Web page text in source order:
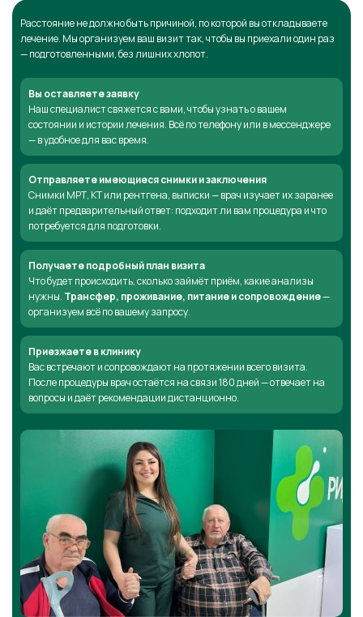
Расстояние не должно быть причиной, по которой вы откладываете
лечение. Мы организуем ваш визит так, чтобы вы приехали один раз
— подготовленными, без лишних хлопот.
Вы оставляете заявку
Наш специалист свяжется с вами, чтобы узнать о вашем
состоянии и истории лечения. Всё по телефону или в мессенджере
— в удобное для вас время.
Отправляете имеющиеся снимки и заключения
Снимки МРТ, КТ или рентгена, выписки — врач изучает их заранее
и даёт предварительный ответ: подходит ли вам процедура и что
потребуется для подготовки.
Получаете подробный план визита
Что будет происходить, сколько займёт приём, какие анализы
нужны. Трансфер, проживание, питание и сопровождение—
организуем всё по вашему запросу.
Приезжаете в клинику
Вас встречают и сопровождают на протяжении всего визита.
После процедуры врач остаётся на связи 180 дней — отвечает на
вопросы и даёт рекомендации дистанционно.